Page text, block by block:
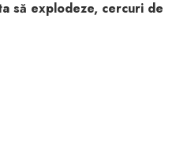
să explodeze, cercuri de